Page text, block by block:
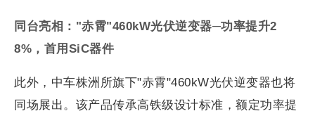
同台亮相："赤霄"460kW光伏逆变器─功率提升2
8%，首用SiC器件
此外，中车株洲所旗下"赤霄"460kW光伏逆变器也将
同场展出。该产品传承高铁级设计标准，额定功率提